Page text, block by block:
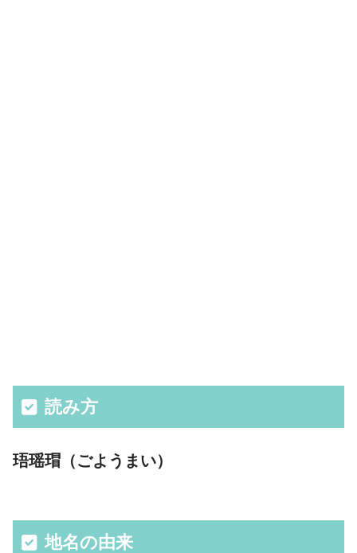
読み方
珸瑶瑁（ごようまい）
地名の由来